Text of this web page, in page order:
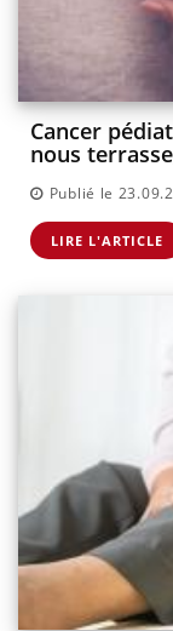
Cancer
nous
Publié le
LIRE L'ARTICLE